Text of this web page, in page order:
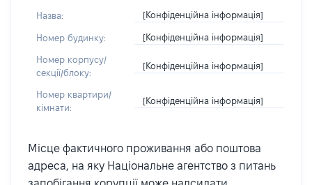
Назва: [Конфіденційна інформація]
Номер будинку: [Конфіденційна інформація]
Номер корпусу/
секції/блоку:
[Конфіденційна інформація]
Номер квартири/
кімнати:
[Конфіденційна інформація]
Місце фактичного проживання або поштова
адреса, на яку Національне агентство з питань